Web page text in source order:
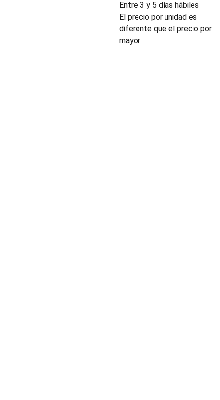
Entre 3 y 5 días hábiles
El precio por unidad es
diferente que el precio por
mayor